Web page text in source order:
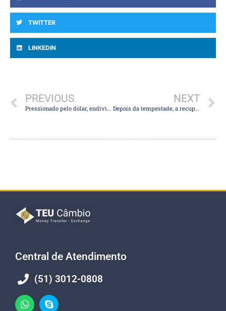
TWITTER
LINKEDIN
PREVIOUS NEXT
Central de Atendimento
(51) 3012-0808